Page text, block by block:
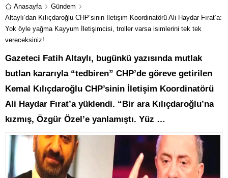
Anasayfa
Gündem
Altaylı’dan Kılıçdaroğlu CHP’sinin İletişim Koordinatörü Ali Haydar Fırat’a:
Yok öyle yağma Kayyum İletişimcisi, troller varsa isimlerini tek tek
vereceksiniz!
Gazeteci Fatih Altaylı, bugünkü yazısında mutlak
butlan kararıyla “tedbiren” CHP’de göreve getirilen
Kemal Kılıçdaroğlu CHP’sinin İletişim Koordinatörü
Ali Haydar Fırat’a yüklendi. “Bir ara Kılıçdaroğlu’na
kızmış, Özgür Özel’e yanlamıştı. Yüz …